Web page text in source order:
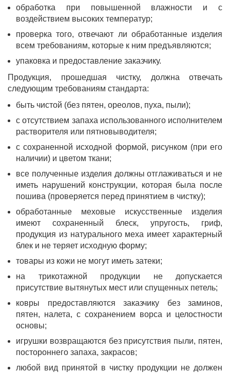
обработка при повышенной влажности и с
воздействием высоких температур;
проверка того, отвечают ли обработанные изделия
всем требованиям, которые к ним предъявляются;
упаковка и предоставление заказчику.
Продукция, прошедшая чистку, должна отвечать
следующим требованиям стандарта:
быть чистой (без пятен, ореолов, пуха, пыли);
с отсутствием запаха использованного исполнителем
растворителя или пятновыводителя;
с сохраненной исходной формой, рисунком (при его
наличии) и цветом ткани;
все полученные изделия должны отглаживаться и не
иметь нарушений конструкции, которая была после
пошива (проверяется перед принятием в чистку);
обработанные меховые искусственные изделия
имеют сохраненный блеск, упругость, гриф,
продукция из натурального меха имеет характерный
блек и не теряет исходную форму;
товары из кожи не могут иметь затеки;
на трикотажной продукции не допускается
присутствие вытянутых мест или спущенных петель;
ковры предоставляются заказчику без заминов,
пятен, налета, с сохранением ворса и целостности
основы;
игрушки возвращаются без присутствия пыли, пятен,
постороннего запаха, закрасов;
любой вид принятой в чистку продукции не должен